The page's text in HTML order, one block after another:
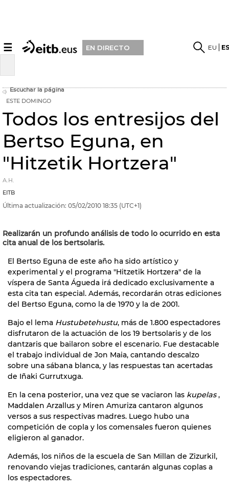
☰ EN DIRECTO EU
Escuchar la página
ESTE DOMINGO
Todos los entresijos del
Bertso Eguna, en
"Hitzetik Hortzera"
A.H.
EITB
Última actualización: 05/02/2010 18:35 (UTC+1)
Realizarán un profundo análisis de todo lo ocurrido en esta
cita anual de los bertsolaris.
El Bertso Eguna de este año ha sido artístico y
experimental y el programa "Hitzetik Hortzera" de la
víspera de Santa Águeda irá dedicado exclusivamente a
esta cita tan especial. Además, recordarán otras ediciones
del Bertso Eguna, como la de 1970 y la de 2001.
Bajo el lema Hustubetehustu, más de 1.800 espectadores
disfrutaron de la actuación de los 19 bertsolaris y de los
dantzaris que bailaron sobre el escenario. Fue destacable
el trabajo individual de Jon Maia, cantando descalzo
sobre una sábana blanca, y las respuestas tan acertadas
de Iñaki Gurrutxuga.
En la cena posterior, una vez que se vaciaron las kupelas,
Maddalen Arzallus y Miren Amuriza cantaron algunos
versos a sus respectivas madres. Luego hubo una
competición de copla y los comensales fueron quienes
eligieron al ganador.
Además, los niños de la escuela de San Millan de Zizurkil,
renovando viejas tradiciones, cantarán algunas coplas a
los espectadores.